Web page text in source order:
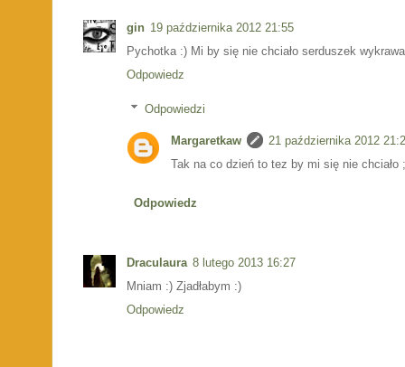
gin 19 października 2012 21:55
Pychotka :) Mi by się nie chciało serduszek
Odpowiedz
Odpowiedzi
Margaretkaw
21 października 2012
Tak na co dzień to tez by mi się nie chciało
Odpowiedz
Draculaura 8 lutego 2013 16:27
Mniam :) Zjadłabym :)
Odpowiedz